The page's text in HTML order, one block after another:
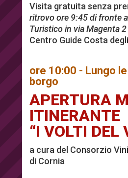
Visita gratuita senza
ritrovo ore 9:45 di fronte
Turistico in via Magenta 2
Centro Guide Costa
ore 10:00 - Lungo le
borgo
APERTURA
ITINERANTE
“I VOLTI DEL
a cura del Consorzio
di Cornia